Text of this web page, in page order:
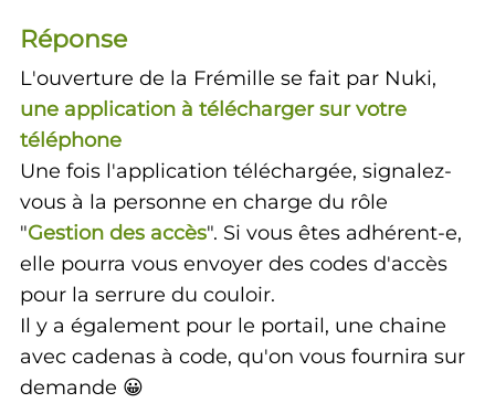
Réponse
L'ouverture de la Frémille se fait par Nuki,
une application à télécharger sur votre
téléphone
Une fois l'application téléchargée, signalez-
vous à la personne en charge du rôle
"Gestion des accès". Si vous êtes adhérent-e,
elle pourra vous envoyer des codes d'accès
pour la serrure du couloir.
Il y a également pour le portail, une chaine
avec cadenas à code, qu'on vous fournira sur
demande 😀